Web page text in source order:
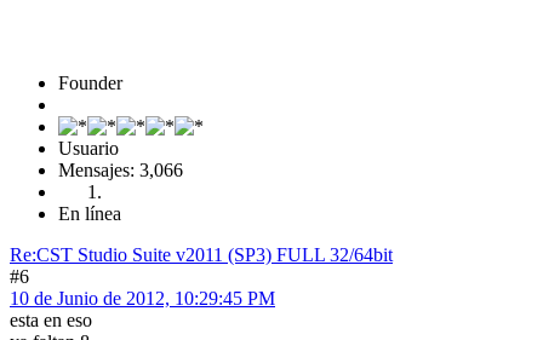
Founder
Usuario
Mensajes: 3,066
En línea
Re:CST Studio Suite v2011 (SP3) FULL 32/64bit
#6
10 de Junio de 2012, 10:29:45 PM
esta en eso